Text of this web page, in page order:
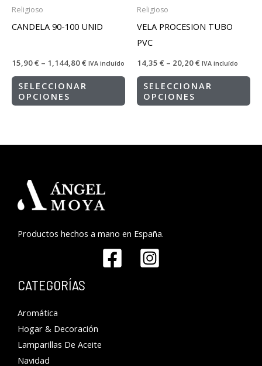
Religioso
CANDELA 90-100 UNID
15,90€ – 1,144,80€ IVA incluído
SELECCIONAR
OPCIONES
Religioso
VELA PROCESION TUBO
PVC
14,35 € – 20,20€ IVA incluído
SELECCIONAR
OPCIONES
Productos hechos a mano en España.
CATEGORÍAS
Aromática
Hogar & Decoración
Lamparillas De Aceite
Navidad